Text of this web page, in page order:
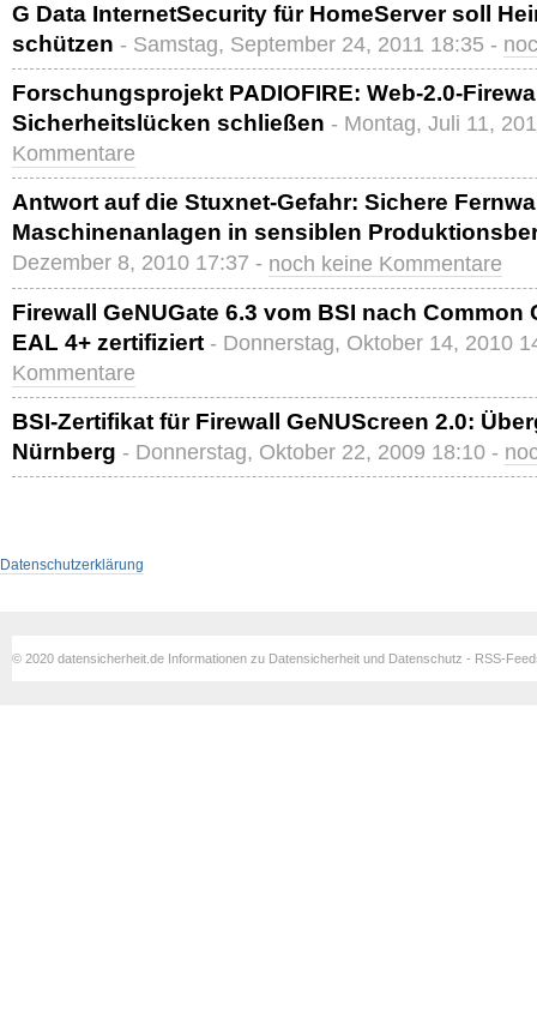
G Data InternetSecurity für HomeServer soll
schützen - Samstag, September 24, 2011 18:35 -
Forschungsprojekt PADIOFIRE: Web-2.0-
Sicherheitslücken schließen - Montag, Juli 11,
Kommentare
Antwort auf die Stuxnet-Gefahr: Sichere
Maschinenanlagen in sensiblen
Dezember 8, 2010 17:37 - noch keine Kommentare
Firewall GeNUGate 6.3 vom BSI nach Common
EAL 4+ zertifiziert - Donnerstag, Oktober 14, 2010
Kommentare
BSI-Zertifikat für Firewall GeNUScreen 2.0:
Nürnberg - Donnerstag, Oktober 22, 2009 18:10 -
Datenschutzerklärung
© 2020 datensicherheit.de Informationen zu Datensicherheit und Datenschutz - RSS-